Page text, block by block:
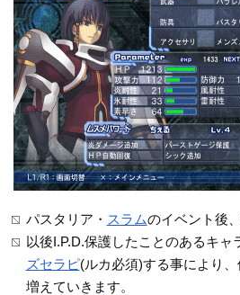
パスタリア・ スラムのイベント後
以後I.P.D.保護したことのあるキャ
ズセラピ(ルカ必須)する事により、
増えていきます。